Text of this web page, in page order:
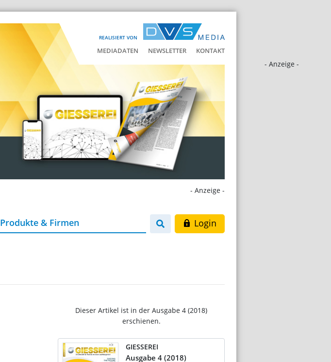
REALISIERT VON
MEDIADATEN NEWSLETTER KONTAKT
- Anzeige -
- Anzeige -
Produkte & Firmen Login
Dieser Artikel ist in der Ausgabe 4 (2018)
erschienen.
GIESSEREI
Ausgabe 4 (2018)